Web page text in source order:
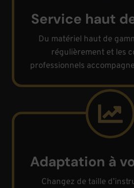
Service haut
Du matériel haut de
régulièrement et les
professionnels
Adaptation à
Changez de taille